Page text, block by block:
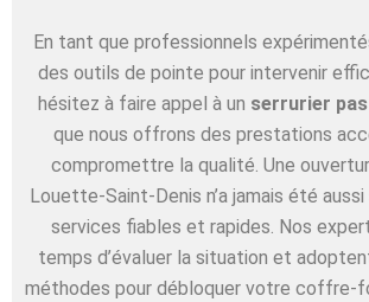
En tant que professionnels
des outils de pointe pour intervenir
hésitez à faire appel à un serrurier
que nous offrons des prestations
compromettre la qualité. Une
Louette-Saint-Denis n’a jamais été
services fiables et rapides. Nos
temps d’évaluer la situation et
méthodes pour débloquer votre coffre-